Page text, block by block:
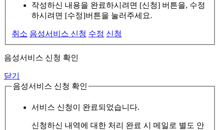
작성하신 내용을 완료하시려면 [신청] 버튼을, 수정
하시려면 [수정]버튼을 눌러주세요.
취소 음성서비스 신청 수정 신청
음성서비스 신청 확인
닫기
음성서비스 신청 확인
서비스 신청이 완료되었습니다.
신청하신 내역에 대한 처리 완료 시 메일로 별도 안